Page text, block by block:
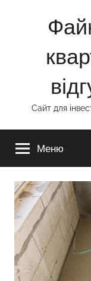
Сайт для
Меню